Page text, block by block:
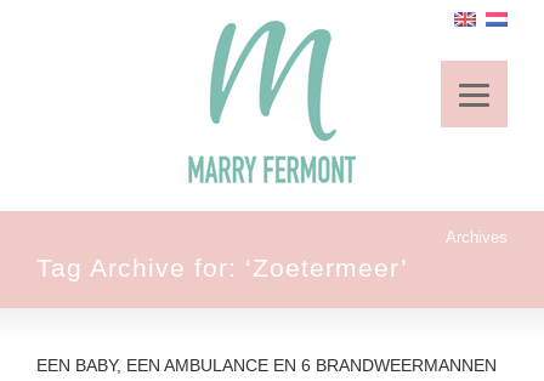
Archives
Tag Archive for: ‘Zoetermeer’
EEN BABY, EEN AMBULANCE EN 6 BRANDWEERMANNEN